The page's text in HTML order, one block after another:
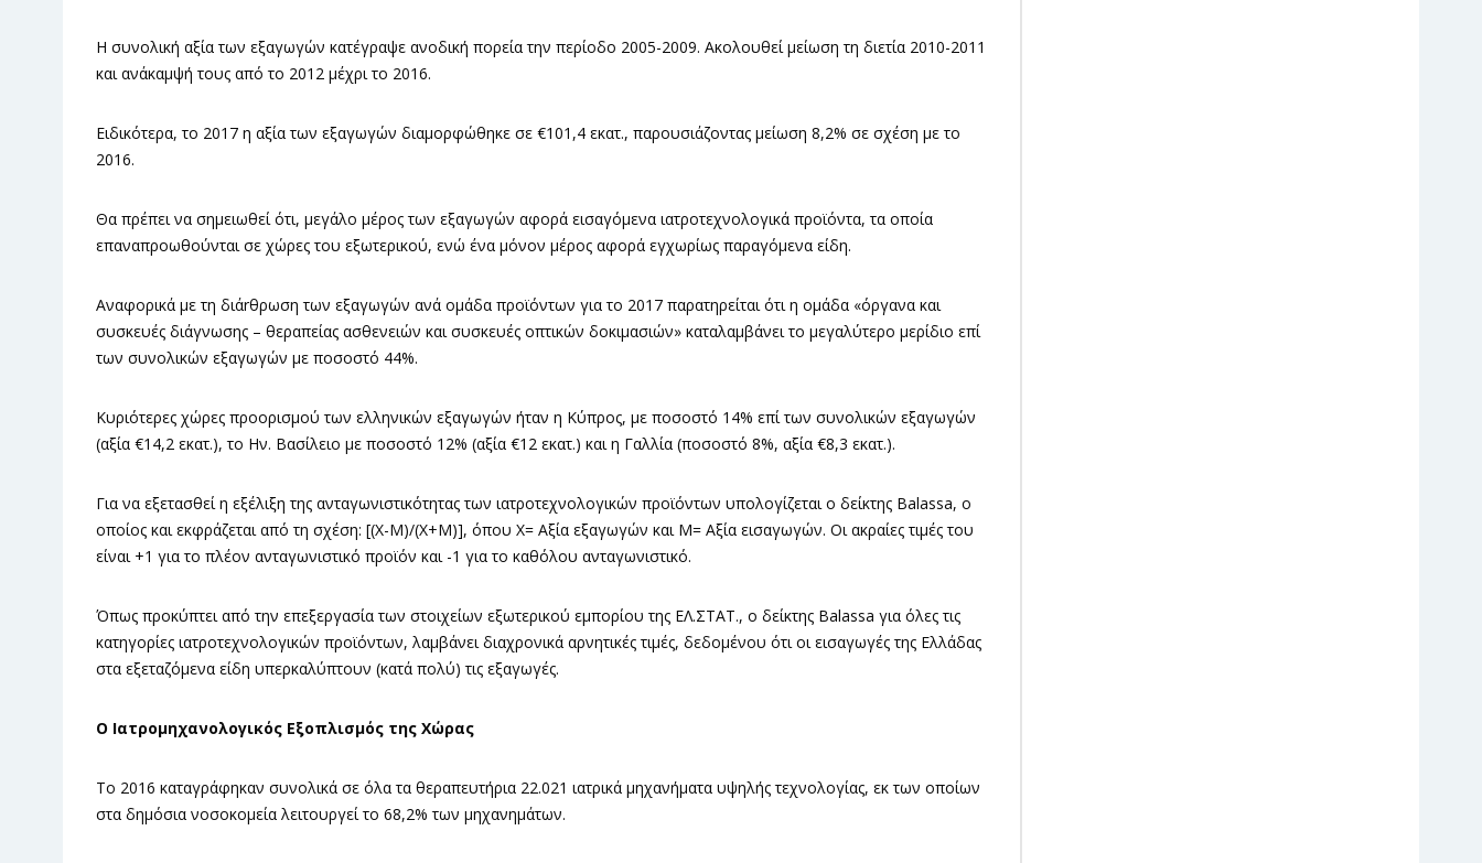
Η συνολική αξία των εξαγωγών κατέγραψε ανοδική πορεία την περίοδο 2005-2009. Ακολουθεί μείωση τη διετία 2010-2011
και ανάκαμψή τους από το 2012 μέχρι το 2016.
Ειδικότερα, το 2017 η αξία των εξαγωγών διαμορφώθηκε σε €101,4 εκατ., παρουσιάζοντας μείωση 8,2% σε σχέση με το
2016.
Θα πρέπει να σημειωθεί ότι, μεγάλο μέρος των εξαγωγών αφορά εισαγόμενα ιατροτεχνολογικά προϊόντα, τα οποία
επαναπροωθούνται σε χώρες του εξωτερικού, ενώ ένα μόνον μέρος αφορά εγχωρίως παραγόμενα είδη.
Αναφορικά με τη διάrθρωση των εξαγωγών ανά ομάδα προϊόντων για το 2017 παρατηρείται ότι η ομάδα «όργανα και
συσκευές διάγνωσης – θεραπείας ασθενειών και συσκευές οπτικών δοκιμασιών» καταλαμβάνει το μεγαλύτερο μερίδιο επί
των συνολικών εξαγωγών με ποσοστό 44%.
Κυριότερες χώρες προορισμού των ελληνικών εξαγωγών ήταν η Κύπρος, με ποσοστό 14% επί των συνολικών εξαγωγών
(αξία €14,2 εκατ.), το Ην. Βασίλειο με ποσοστό 12% (αξία €12 εκατ.) και η Γαλλία (ποσοστό 8%, αξία €8,3 εκατ.).
Για να εξετασθεί η εξέλιξη της ανταγωνιστικότητας των ιατροτεχνολογικών προϊόντων υπολογίζεται ο δείκτης Balassa, ο
οποίος και εκφράζεται από τη σχέση: [(Χ-Μ)/(Χ+Μ)], όπου Χ= Αξία εξαγωγών και Μ= Αξία εισαγωγών. Οι ακραίες τιμές του
είναι +1 για το πλέον ανταγωνιστικό προϊόν και -1 για το καθόλου ανταγωνιστικό.
Όπως προκύπτει από την επεξεργασία των στοιχείων εξωτερικού εμπορίου της ΕΛ.ΣΤΑΤ., ο δείκτης Balassa για όλες τις
κατηγορίες ιατροτεχνολογικών προϊόντων, λαμβάνει διαχρονικά αρνητικές τιμές, δεδομένου ότι οι εισαγωγές της Ελλάδας
στα εξεταζόμενα είδη υπερκαλύπτουν (κατά πολύ) τις εξαγωγές.
Ο Ιατρομηχανολογικός Εξοπλισμός της Χώρας
Tο 2016 καταγράφηκαν συνολικά σε όλα τα θεραπευτήρια 22.021 ιατρικά μηχανήματα υψηλής τεχνολογίας, εκ των οποίων
στα δημόσια νοσοκομεία λειτουργεί το 68,2% των μηχανημάτων.